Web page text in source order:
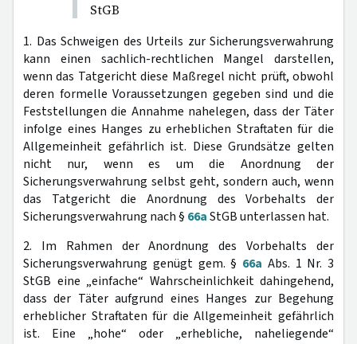
StGB
1. Das Schweigen des Urteils zur Sicherungsverwahrung
kann einen sachlich-rechtlichen Mangel darstellen,
wenn das Tatgericht diese Maßregel nicht prüft, obwohl
deren formelle Voraussetzungen gegeben sind und die
Feststellungen die Annahme nahelegen, dass der Täter
infolge eines Hanges zu erheblichen Straftaten für die
Allgemeinheit gefährlich ist. Diese Grundsätze gelten
nicht nur, wenn es um die Anordnung der
Sicherungsverwahrung selbst geht, sondern auch, wenn
das Tatgericht die Anordnung des Vorbehalts der
Sicherungsverwahrung nach § 66aStGB unterlassen hat.
2. Im Rahmen der Anordnung des Vorbehalts der
Sicherungsverwahrung genügt gem. § 66a Abs. 1 Nr. 3
StGB eine „einfache“ Wahrscheinlichkeit dahingehend,
dass der Täter aufgrund eines Hanges zur Begehung
erheblicher Straftaten für die Allgemeinheit gefährlich
ist. Eine „hohe“ oder „erhebliche, naheliegende“